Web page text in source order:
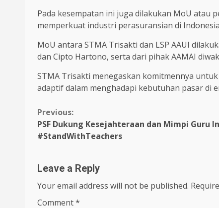
Pada kesempatan ini juga dilakukan MoU atau
memperkuat industri perasuransian di
MoU antara STMA Trisakti dan LSP AAUI
dan Cipto Hartono, serta dari pihak AAMAI
STMA Trisakti menegaskan komitmennya
adaptif dalam menghadapi kebutuhan pasar di
Continue
Reading
Previous:
PSF Dukung Kesejahteraan dan Mimpi Guru
#StandWithTeachers
Leave a Reply
Your email address will not be published.
Comment*